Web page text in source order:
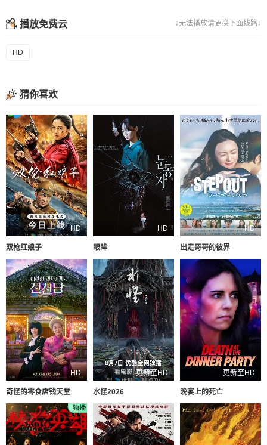
↓无法播放请更换下面线路↓
播放免费云
HD
猜你喜欢
HD
双枪红娘子
HD
眼眸
HD
出走哥哥的彼界
HD
奇怪的零食店钱天堂
更新至HD
水怪2026
更新至HD
晚宴上的死亡